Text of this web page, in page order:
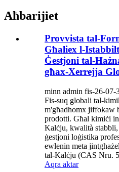
Aħbarijiet
Provvista tal-
Għaliex l-
Ġestjoni tal-
għax-Xerrejja
minn admin fis-26-07-
Fis-suq globali tal-
m'għadhomx jiffokaw
prodotti. Għal kimiċi
Kalċju, kwalità
ġestjoni loġistika
ewlenin meta
tal-Kalċju (CAS Nru.
Aqra aktar